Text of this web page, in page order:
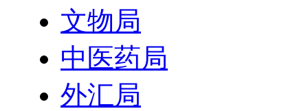
文物局
中医药局
外汇局